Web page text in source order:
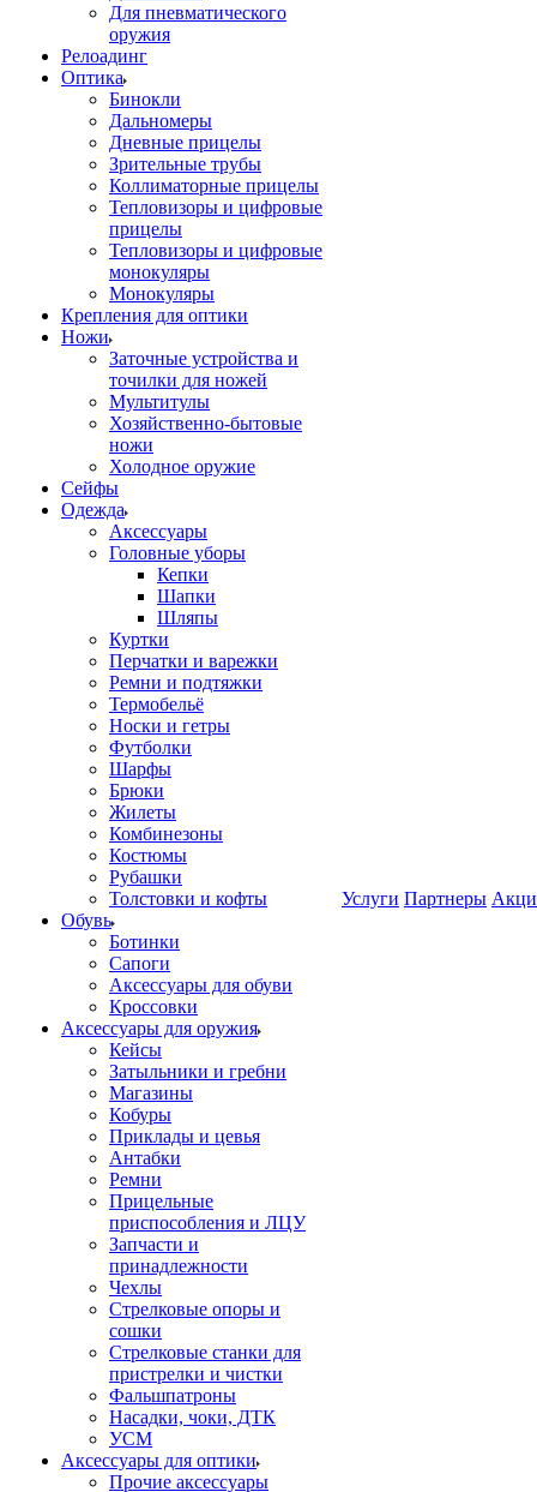
Для пневматического
оружия
Релоадинг
Оптика
Бинокли
Дальномеры
Дневные прицелы
Зрительные трубы
Коллиматорные прицелы
Тепловизоры и цифровые
прицелы
Тепловизоры и цифровые
монокуляры
Монокуляры
Крепления для оптики
Ножи
Заточные устройства и
точилки для ножей
Мультитулы
Хозяйственно-бытовые
ножи
Холодное оружие
Сейфы
Одежда
Аксессуары
Головные уборы
Кепки
Шапки
Шляпы
Куртки
Перчатки и варежки
Ремни и подтяжки
Термобельё
Носки и гетры
Футболки
Шарфы
Брюки
Жилеты
Комбинезоны
Костюмы
Рубашки
Толстовки и кофты
Обувь
Ботинки
Сапоги
Аксессуары для обуви
Кроссовки
Аксессуары для оружия
Кейсы
Затыльники и гребни
Магазины
Кобуры
Приклады и цевья
Антабки
Ремни
Прицельные
приспособления и ЛЦУ
Запчасти и
принадлежности
Чехлы
Стрелковые опоры и
сошки
Стрелковые станки для
пристрелки и чистки
Фальшпатроны
Насадки, чоки, ДТК
УСМ
Аксессуары для оптики
Прочие аксессуары
Услуги Партнеры